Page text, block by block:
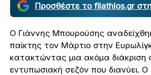
Προσθέστε το filathlos.gr
Ο Γιάννης Μπουρούσης
παίκτης τον Μάρτιο στην
κατακτώντας μια ακόμα διάκριση
εντυπωσιακή σεζόν που διανύει.